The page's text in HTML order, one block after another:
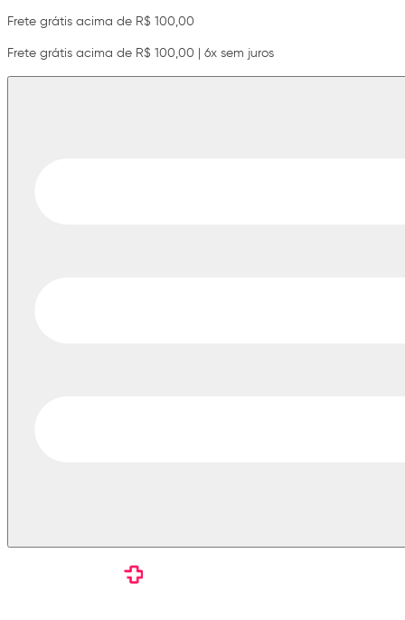
Frete grátis acima de R$ 100,00
Frete grátis acima de R$ 100,00 | 6x sem juros